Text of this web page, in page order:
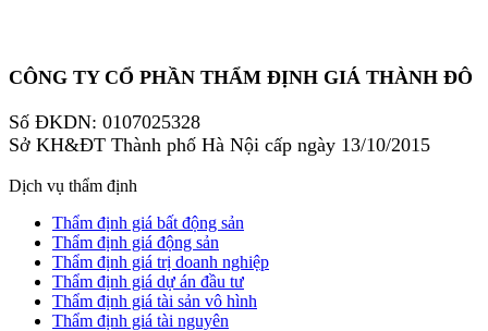
CÔNG TY CỔ PHẦN THẨM ĐỊNH GIÁ THÀNH ĐÔ
Số ĐKDN: 0107025328
Sở KH&ĐT Thành phố Hà Nội cấp ngày 13/10/2015
Dịch vụ thẩm định
Thẩm định giá bất động sản
Thẩm định giá động sản
Thẩm định giá trị doanh nghiệp
Thẩm định giá dự án đầu tư
Thẩm định giá tài sản vô hình
Thẩm định giá tài nguyên